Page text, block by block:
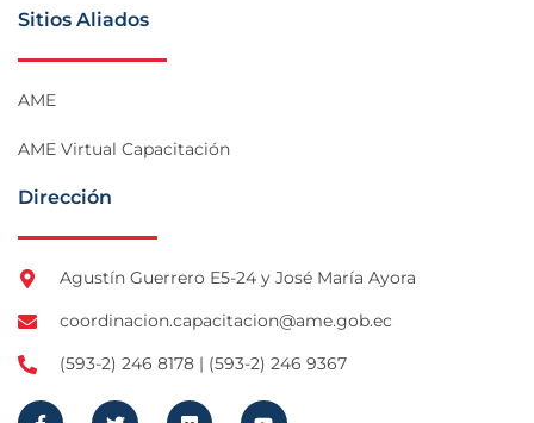
Sitios Aliados
AME
AME Virtual Capacitación
Dirección
Agustín Guerrero E5-24 y José María Ayora
coordinacion.capacitacion@ame.gob.ec
(593-2) 246 8178 | (593-2) 246 9367